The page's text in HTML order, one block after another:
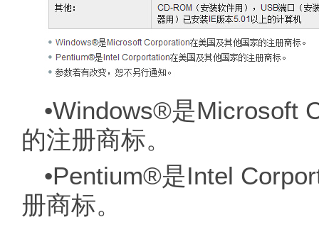
•Windows®是Microsoft
的注册商标。
•Pentium®是Intel
册商标。